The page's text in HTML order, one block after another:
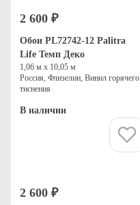
2 600 ₽
Обои PL72742-12 Palitra
Life Темп Деко
1,06 м х 10,05 м
Россия, Флизелин, Винил горячего
тиснения
В наличии
2 600 ₽